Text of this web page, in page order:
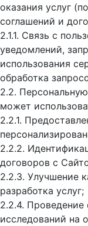
оказания услуг
соглашений и
2.1.1. Связь с
уведомлений,
использования
обработка
2.2.
может
2.2.1.
2.2.2.
договоров с
2.2.3. Улучшение
разработка услуг;
2.2.4. Проведение
исследований на